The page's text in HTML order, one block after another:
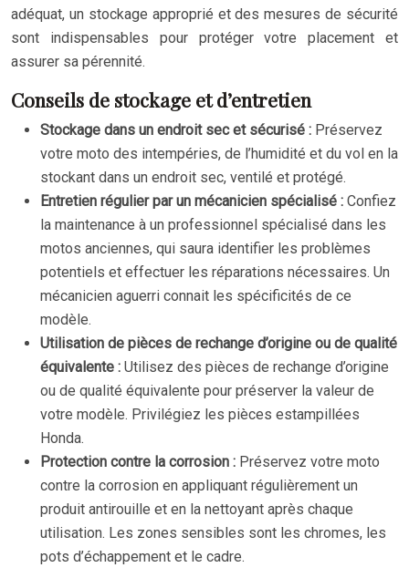
adéquat, un stockage approprié et des mesures de sécurité
sont indispensables pour protéger votre placement et
assurer sa pérennité.
Conseils de stockage et d’entretien
Stockage dans un endroit sec et sécurisé : Préservez
votre moto des intempéries, de l’humidité et du vol en la
stockant dans un endroit sec, ventilé et protégé.
Entretien régulier par un mécanicien spécialisé : Confiez
la maintenance à un professionnel spécialisé dans les
motos anciennes, qui saura identifier les problèmes
potentiels et effectuer les réparations nécessaires. Un
mécanicien aguerri connait les spécificités de ce
modèle.
Utilisation de pièces de rechange d’origine ou de qualité
équivalente : Utilisez des pièces de rechange d’origine
ou de qualité équivalente pour préserver la valeur de
votre modèle. Privilégiez les pièces estampillées
Honda.
Protection contre la corrosion : Préservez votre moto
contre la corrosion en appliquant régulièrement un
produit antirouille et en la nettoyant après chaque
utilisation. Les zones sensibles sont les chromes, les
pots d’échappement et le cadre.